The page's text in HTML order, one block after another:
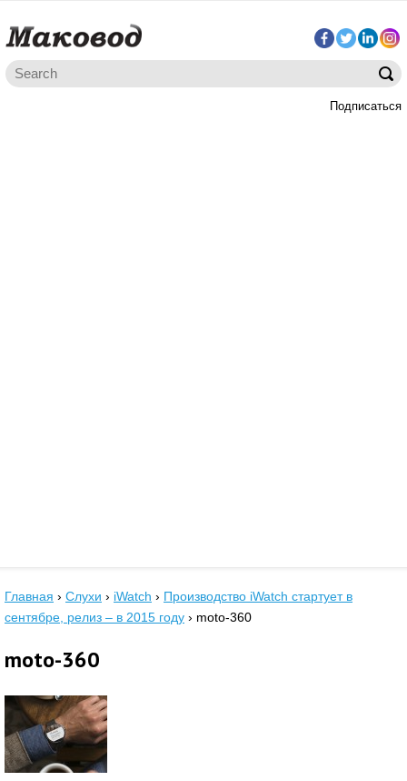
Подписаться
Главная › Слухи › iWatch › Производство iWatch стартует в
сентябре, релиз – в 2015 году › moto-360
moto-360